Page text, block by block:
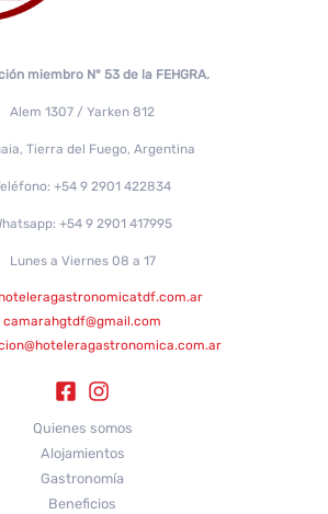
miembro N° 53 de la FEHGRA.
Alem 1307 / Yarken 812
Tierra del Fuego, Argentina
+54 9 2901 422834
+54 9 2901 417995
Lunes a Viernes 08 a 17
camarahgtdf@gmail.com
Quienes somos
Alojamientos
Gastronomía
Beneficios